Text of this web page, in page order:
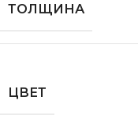
ТОЛЩИНА
ЦВЕТ